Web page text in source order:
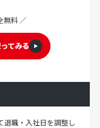
無料 ／
てみる
退職・入社日を調整し